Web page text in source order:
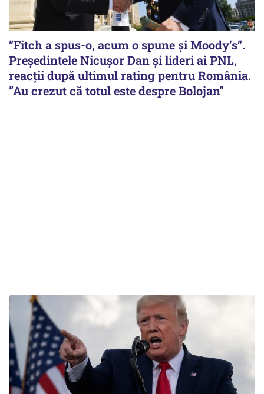
”Fitch a spus-o, acum o spune și Moody’s”.
Președintele Nicușor Dan și lideri ai PNL,
reacții după ultimul rating pentru România.
”Au crezut că totul este despre Bolojan”